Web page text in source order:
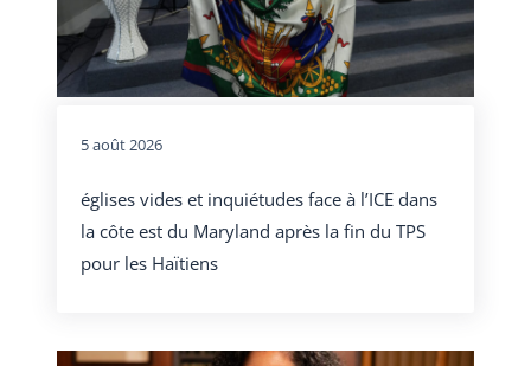
5 août 2026
églises vides et inquiétudes face à l’ICE dans
la côte est du Maryland après la fin du TPS
pour les Haïtiens